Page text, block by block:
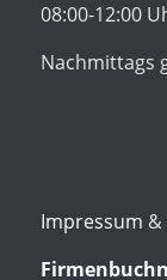
08:00-12:00
Nachmittags
Impressum &